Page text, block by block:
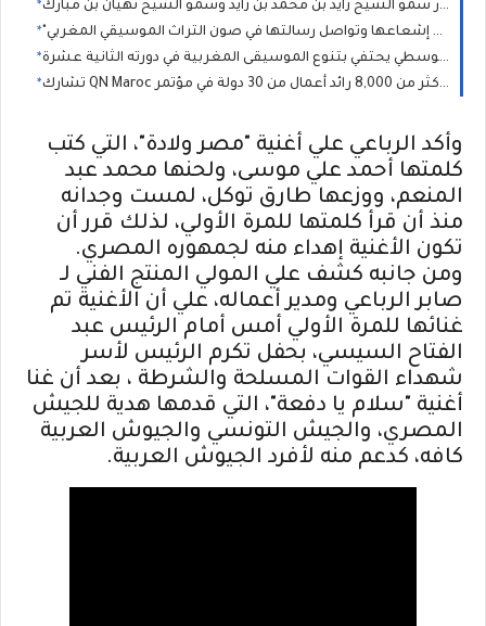
"روحانيات البيضاء" تؤكد إشعاعها وتواصل رسالتها في صون التراث الموسيقي المغربي
المهرجان المتوسطي يحتفي بتنوع الموسيقى المغربية في دورته الثانية عشرة
وأكد الرباعي علي أغنية "مصر ولادة"، التي كتب
كلمتها أحمد علي موسى، ولحنها محمد عبد
المنعم، ووزعها طارق توكل، لمست وجدانه
منذ أن قرأ كلمتها للمرة الأولي، لذلك قرر أن
تكون الأغنية إهداء منه لجمهوره المصري.
ومن جانبه كشف علي المولي المنتج الفني لـ
صابر الرباعي ومدير أعماله، علي أن الأغنية تم
غنائها للمرة الأولي أمس أمام الرئيس عبد
الفتاح السيسي، بحفل تكرم الرئيس لأسر
شهداء القوات المسلحة والشرطة ، بعد أن غنا
أغنية "سلام يا دفعة"، التي قدمها هدية للجيش
المصري، والجيش التونسي والجيوش العربية
كافه، كدعم منه لأفرد الجيوش العربية.